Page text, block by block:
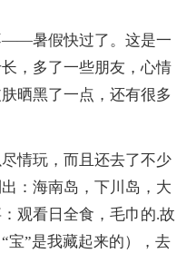
暑假快过了。这是一
，多了一些朋友，心情
晒黑了一点，还有很多
情玩，而且还去了不少
：海南岛，下川岛，大
观看日全食，毛巾的.故
宝”是我藏起来的），去